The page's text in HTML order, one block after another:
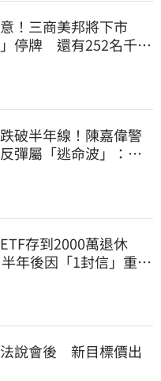
！三商美邦將下市
」停牌 還有252名千張
破半年線！陳嘉偉警
彈屬「逃命波」：空
存到2000萬退休
年後因「1封信」重回
說會後 新目標價出